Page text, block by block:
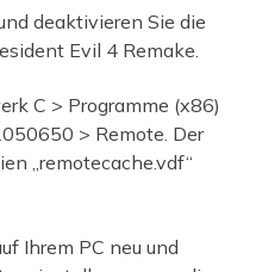
deaktivieren Sie die
Evil 4 Remake.
C > Programme (x86)
> Remote. Der
„remotecache.vdf“
Ihrem PC neu und